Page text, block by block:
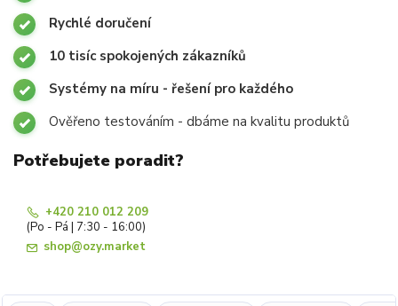
Rychlé doručení
10 tisíc spokojených zákazníků
Systémy na míru - řešení pro každého
Ověřeno testováním - dbáme na kvalitu produktů
Potřebujete poradit?
+420 210 012 209
(Po - Pá | 7:30 - 16:00)
shop@ozy.market